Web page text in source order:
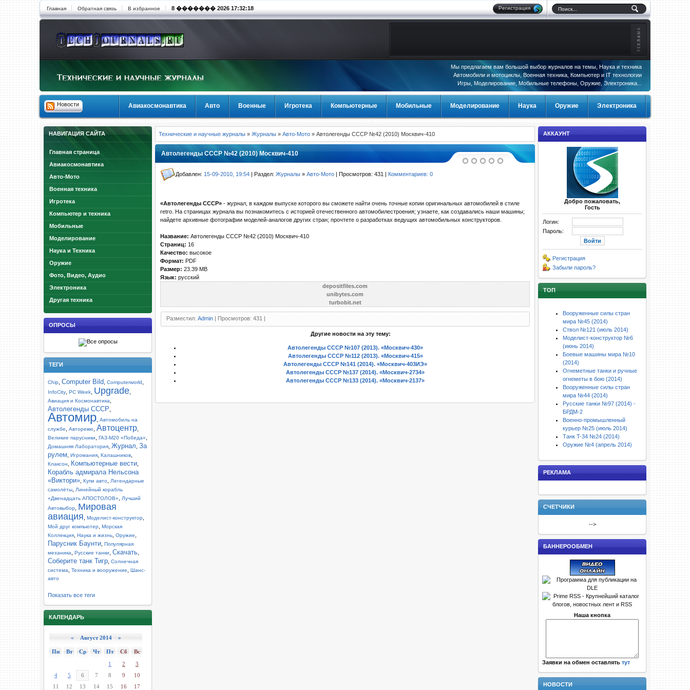
Главная Обратная связь В избранное 8 ������� 2026 17:32:18 Регистрация
Мы предлагаем вам большой выбор журналов на темы, Наука и техника
Автомобили и мотоциклы, Военная техника, Компьютер и IT технологии
Игры, Моделирование, Мобильные телефоны, Оружие, Электроника...
Новости Авиакосмонавтика Авто Военные Игротека Компьютерные Мобильные Моделирование Наука Оружие Электроника
НАВИГАЦИЯ САЙТА
Главная страница
Авиакосмонавтика
Авто-Мото
Военная техника
Игротека
Компьютер и техника
Мобильные
Моделирование
Наука и Техника
Оружие
Фото, Видео, Аудио
Электроника
Другая техника
ОПРОСЫ
ТЕГИ
Chip Computer Bild Computerworld
InfoCity PC Week Upgrade
Авиация и Космонавтика
Автолегенды СССР
Автомир Автомобиль на
службе
Авторевю Автоцентр
Великие парусники ГАЗ-М20 «Победа»
Домашняя Лаборатория Журнал За
рулем
Игромания Калашников
Клаксон Компьютерные вести
Корабль адмирала Нельсона
«Виктори» Купи авто
Легендарные
самолёты
Линейный корабль
«Двенадцать АПОСТОЛОВ»
Лучший
Автовыбор
Мировая
авиация
Моделист-конструктор
Мой друг компьютер Морская
Коллекция Наука и жизнь Оружие
Парусник Баунти Популярная
механика
Русские танки Скачать
Соберите танк Тигр Солнечная
система
Техника и вооружение
Шанс-
авто
Показать все теги
КАЛЕНДАРЬ
« Август 2014 »
Пн Вт Ср Чт Пт Сб
Вс
1
2
3
4
5 6 7 8 9
10
11
12 13 14 15 16 17
Технические и научные журналы » Журналы » Авто-Мото » Автолегенды СССР №42 (2010) Москвич-410
Автолегенды СССР №42 (2010) Москвич-410
Добавлен: 15-09-2010, 19:54 | Раздел: Журналы » Авто-Мото | Просмотров: 431 | Комментариев: 0
«Автолегенды СССР» - журнал, в каждом выпуске которого вы сможете найти очень точные копии оригинальных автомобилей в стиле
retro. На страницах журнала вы познакомитесь с историей отечественного автомобилестроения; узнаете, как создавались наши машины;
найдете архивные фотографии моделей-аналогов других стран; прочтете о разработках ведущих автомобильных конструкторов.
Название: Автолегенды СССР №42 (2010) Москвич-410
Страниц: 16
Качество: высокое
Формат: PDF
Размер: 23.39 MB
Язык: русский
depositfiles.com
unibytes.com
turbobit.net
Разместил: Admin | Просмотров: 431 |
Другие новости на эту тему:
Автолегенды СССР №107 (2013). «Москвич-430»
Автолегенды СССР №112 (2013). «Москвич-415»
Автолегенды СССР №141 (2014). «Москвич-403ИЭ»
Автолегенды СССР №137 (2014). «Москвич-2734»
Автолегенды СССР №133 (2014). «Москвич-2137»
АККАУНТ
Добро пожаловать,
Гость
Логин:
Пароль:
Регистрация
Забыли пароль?
ТОП
Вооруженные силы стран
мира №45 (2014)
Ствол №121 (июль 2014)
Моделист-конструктор №6
(июнь 2014)
Боевые машины мира №10
(2014)
Огнеметные танки и ручные
огнеметы в бою (2014)
Вооруженные силы стран
мира №44 (2014)
Русские танки №97 (2014) -
БРДМ-2
Военно-промышленный
курьер №25 (июль 2014)
Танк T-34 №24 (2014)
Оружие №4 (апрель 2014)
РЕКЛАМА
СЧЕТЧИКИ
-->
БАННЕРООБМЕН
Наша кнопка
Заявки на обмен оставлять тут
НОВОСТИ